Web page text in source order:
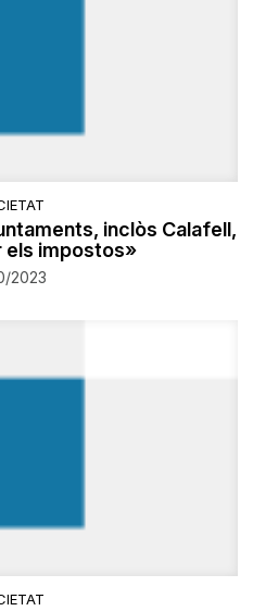
inclòs Calafell,
els impostos»
2023